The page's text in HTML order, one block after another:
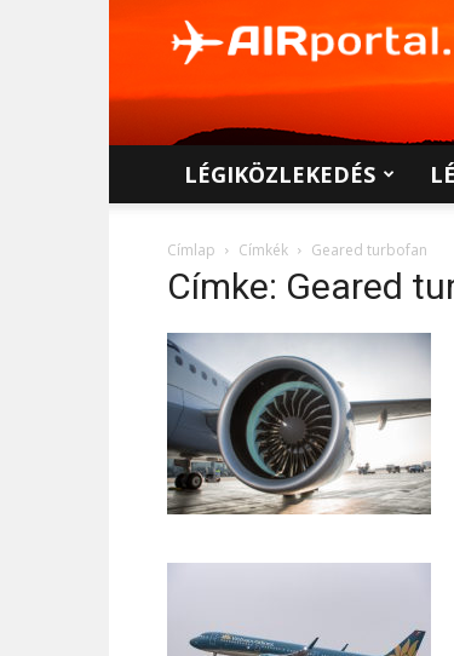
LÉGIKÖZLEKEDÉS
Címlap Címkék Geared turbofan
Címke: Geared